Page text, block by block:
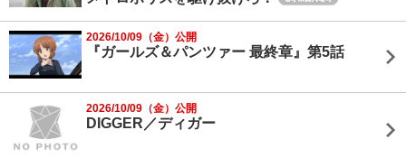
2026/10/09（金）公開
『ガールズ＆パンツァー 最終章』第5話
2026/10/09（金）公開
DIGGER／ディガー